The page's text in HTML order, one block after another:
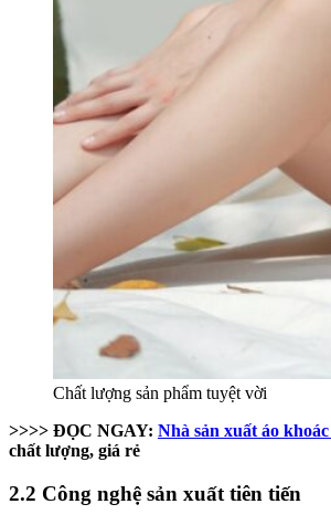
Chất lượng sản phẩm tuyệt vời
>>>> ĐỌC NGAY: Nhà sản xuất áo
chất lượng, giá rẻ
2.2 Công nghệ sản xuất tiên tiến